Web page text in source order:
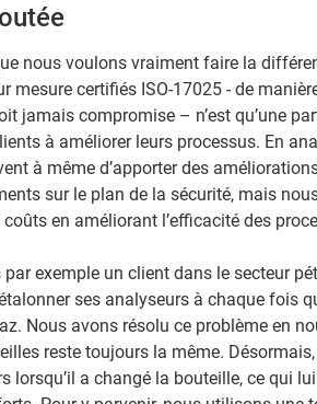
nous voulons vraiment faire la
mesure certifiés ISO-17025 - de
jamais compromise – n’est qu’une
à améliorer leurs processus. En
à même d’apporter des
sur le plan de la sécurité, mais
en améliorant l’efficacité des
par exemple un client dans le secteur
ses analyseurs à chaque fois
Nous avons résolu ce problème en
reste toujours la même.
lorsqu’il a changé la bouteille, ce qui